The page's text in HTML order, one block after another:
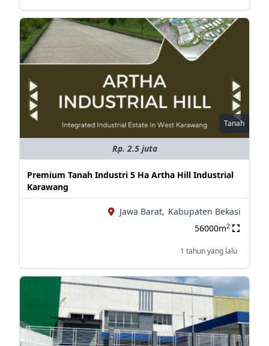
Tanah
Rp. 2.5 juta
Premium Tanah Industri 5 Ha Artha Hill Industrial
Karawang
Jawa Barat, Kabupaten Bekasi
56000m2
1 tahun yang lalu